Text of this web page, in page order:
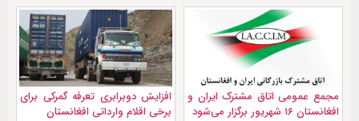
مجمع عمومی اتاق مشترک ایران و
افغانستان ۱۶ شهریور برگزار می‌شود
افزایش دوبرابری تعرفه گمرکی برای
برخی اقلام وارداتی افغانستان